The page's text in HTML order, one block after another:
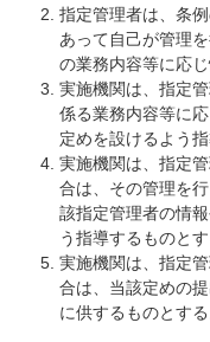
指定管理者は、条
あって自己が管理
の業務内容等に応
実施機関は、指定
係る業務内容等に
定めを設けるよう
実施機関は、指定
合は、その管理を
該指定管理者の情
う指導するものとす
実施機関は、指定
合は、当該定めの
に供するものとする